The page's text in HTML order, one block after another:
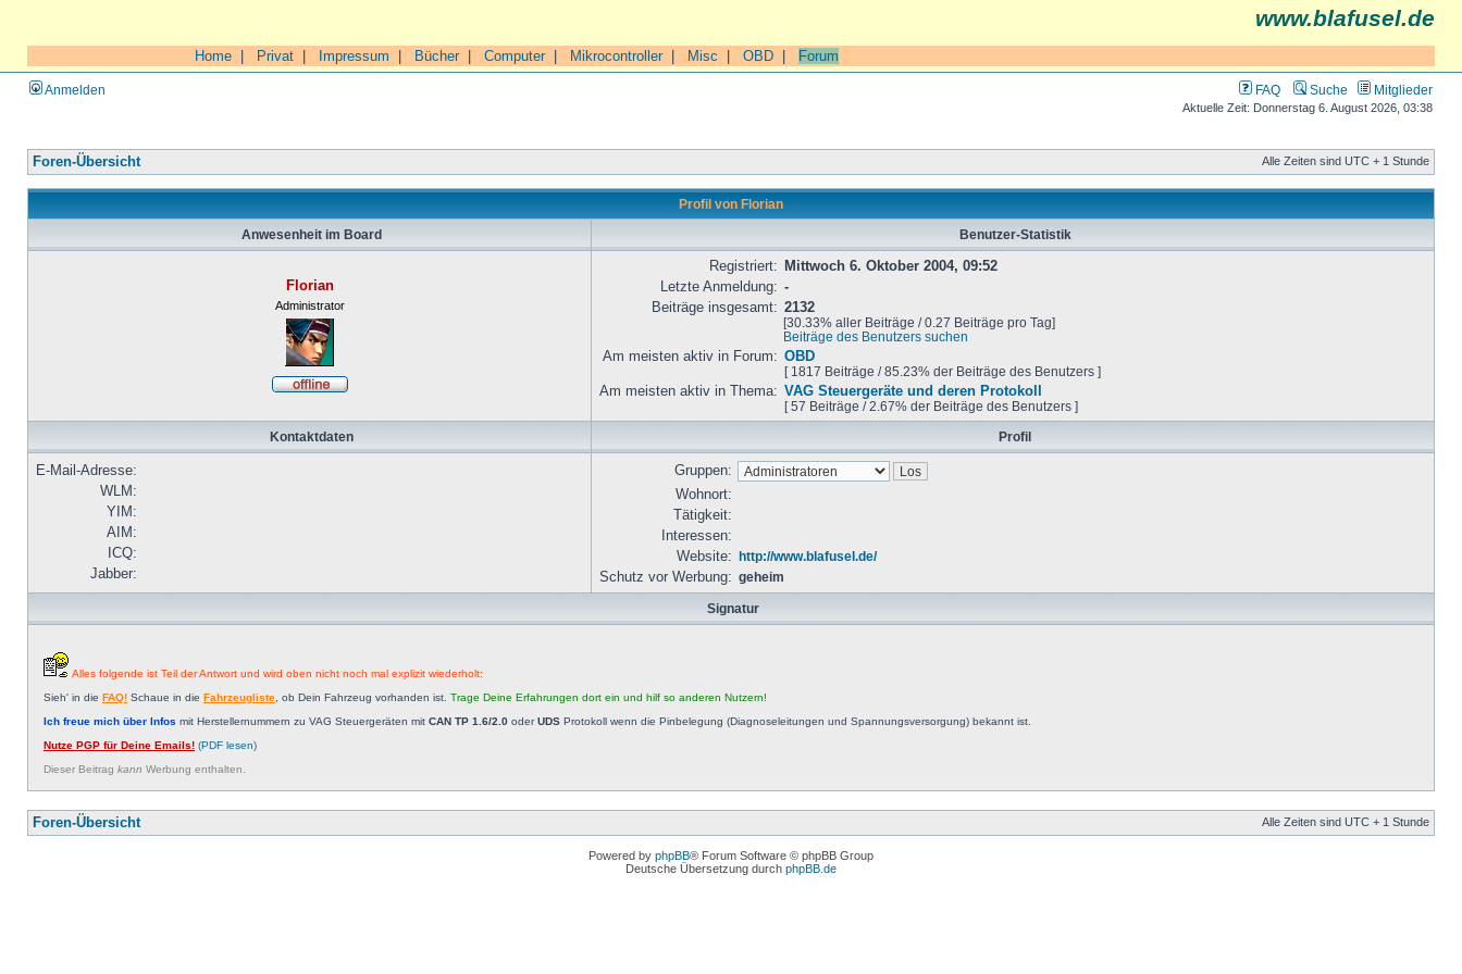
www.blafusel.de
Home Privat Impressum Bücher| Computer| Mikrocontroller| Misc OBD Forum
Anmelden FAQ Suche Mitglieder
Aktuelle Zeit: Donnerstag 6. August 2026, 03:38
Foren-Übersicht Alle Zeiten sind UTC + 1 Stunde
Profil von Florian
Anwesenheit im Board Benutzer-Statistik
Florian
Administrator
Registriert:
Mittwoch 6. Oktober 2004, 09:52
Letzte Anmeldung: -
Beiträge insgesamt: 2132
[30.33% aller Beiträge / 0.27 Beiträge pro Tag]
Beiträge des Benutzers suchen
Am meisten aktiv in Forum: OBD
[ 1817 Beiträge / 85.23% der Beiträge des Benutzers ]
Am meisten aktiv in Thema: VAG Steuergeräte und deren Protokoll
[ 57 Beiträge / 2.67% der Beiträge des Benutzers ]
Kontaktdaten Profil
E-Mail-Adresse:
WLM:
YIM:
AIM:
ICQ:
Jabber:
Gruppen:
Wohnort:
Tätigkeit:
Interessen:
Website: http://www.blafusel.de/
Schutz vor Werbung: geheim
Signatur
Alles folgende ist Teil der Antwort und wird oben nicht noch mal explizit wiederholt:
Sieh' in die FAQ! Schaue in die Fahrzeugliste , ob Dein Fahrzeug vorhanden ist. Trage Deine Erfahrungen dort ein und hilf so anderen Nutzern!
Ich freue mich über Infos mit Herstellernummern zu VAG Steuergeräten mit CAN TP 1.6/2.0 oderUDS Protokoll wenn die Pinbelegung (Diagnoseleitungen und Spannungsversorgung) bekannt ist.
Nutze PGP für Deine Emails! (PDF lesen)
Dieser Beitrag kann Werbung enthalten.
Foren-Übersicht Alle Zeiten sind UTC + 1 Stunde
Powered by phpBB® Forum Software © phpBB Group
Deutsche Übersetzung durch phpBB.de